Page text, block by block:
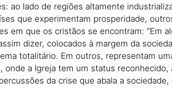
ao lado de regiões altamente
que experimentam prosperidade,
em que os cristãos se encontram: “Em
dizer, colocados à margem da
totalitário. Em outros, representam
onde a Igreja tem um status
da crise que abala a